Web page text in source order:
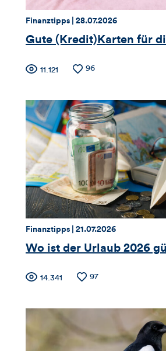
dieses
Artikels
Thema:
Finanztipps | Datum:
28.07.2026
Gute (Kredit)Karten für
Zähler
für
Views,
Likes
und
Kommentare
dieses
Artikels
Anzahl
11.121
Anzahl
96
Thema:
Finanztipps | Datum:
21.07.2026
Wo ist der Urlaub 2026
Zähler
für
Views,
Anzahl14.341
Anzahl
97